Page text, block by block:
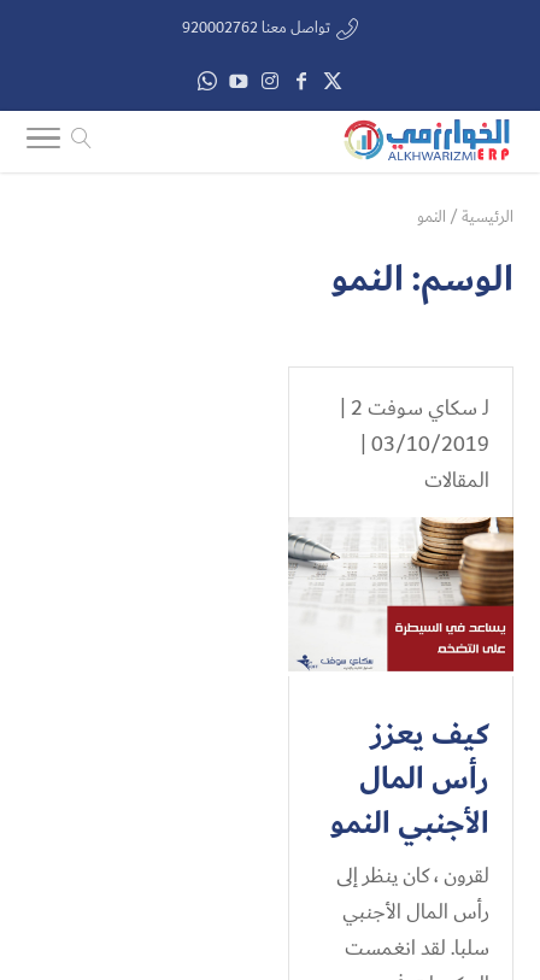
تواصل معنا 920002762
الرئيسية/ النمو
الوسم:النمو
لـسكاي سوفت 2
|
03/10/2019 |
المقالات
كيف يعزز
رأس المال
الأجنبي النمو
لقرون ، كان ينظر إلى
رأس المال الأجنبي
سلبا. لقد انغمست